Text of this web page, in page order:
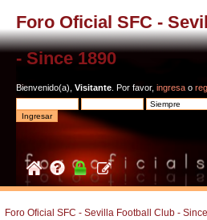
Foro Oficial SFC -
- Since 1890
Bienvenido(a), Visitante . Por favor, ingresa o
Foro Oficial SFC - Sevilla Football Club -